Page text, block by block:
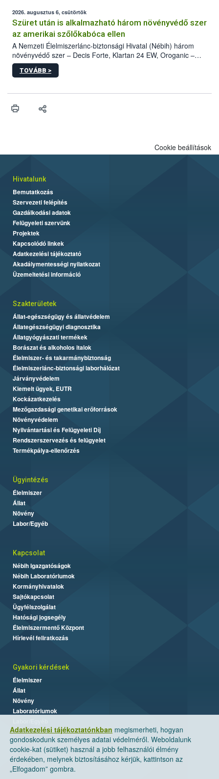
az intenzív felderítést, emellett az intézkedéseket a szlovák
hatósággal is összehangolják a terjedés megállítása érdekében.
2026. augusztus 6, csütörtök
Szüret után is alkalmazható három növényvédő szer
az amerikai szőlőkabóca ellen
A Nemzeti Élelmiszerlánc-biztonsági Hivatal (Nébih) három
növényvédő szer – Decis Forte, Klartan 24 EW, Oroganic –
engedélyokiratát módosította, így azok a szüretet követően,
egészen a vesszőérettség (BBCH 91) stádiumáig
érésű szőlőkben is legyen lehetőség a károsító elleni további
felhasználók számára is elérhető és ökológiai termesztésben is
TOVÁBB >
Adatkezelési tájékoztatónkban megismerheti, hogyan
gondoskodunk személyes adatai védelméről. Weboldalunk
cookie-kat (sütiket) használ a jobb felhasználói élmény
érdekében, melynek biztosításához kérjük, kattintson az
„Elfogadom” gombra.
Cookie beállítások
Hivatalunk
Bemutatkozás
Szervezeti felépítés
Gazdálkodási adatok
Felügyeleti szervünk
Projektek
Kapcsolódó linkek
Adatkezelési tájékoztató
Akadálymentességi nyilatkozat
Üzemeltetési információ
Szakterületek
Állat-egészségügy és állatvédelem
Állategészségügyi diagnosztika
Állatgyógyászati termékek
Borászat és alkoholos italok
Élelmiszer- és takarmánybiztonság
Élelmiszerlánc-biztonsági laborhálózat
Járványvédelem
Kiemelt ügyek, EUTR
Kockázatkezelés
Mezőgazdasági genetikai erőforrások
Növényvédelem
Nyilvántartási és Felügyeleti Díj
Rendszerszervezés és felügyelet
Termékpálya-ellenőrzés
Ügyintézés
Élelmiszer
Állat
Növény
Labor/Egyéb
Kapcsolat
Nébih Igazgatóságok
Nébih Laboratóriumok
Kormányhivatalok
Sajtókapcsolat
Ügyfélszolgálat
Hatósági jogsegély
Élelmiszermentő Központ
Hírlevél feliratkozás
Gyakori kérdések
Élelmiszer
Állat
Növény
Laboratóriumok